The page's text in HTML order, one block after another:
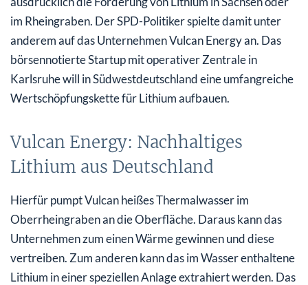
im Rheingraben. Der SPD-Politiker spielte damit unter
anderem auf das Unternehmen Vulcan Energy an. Das
börsennotierte Startup mit operativer Zentrale in
Karlsruhe will in Südwestdeutschland eine umfangreiche
Wertschöpfungskette für Lithium aufbauen.
Vulcan Energy: Nachhaltiges
Lithium aus Deutschland
Hierfür pumpt Vulcan heißes Thermalwasser im
Oberrheingraben an die Oberfläche. Daraus kann das
Unternehmen zum einen Wärme gewinnen und diese
vertreiben. Zum anderen kann das im Wasser enthaltene
Lithium in einer speziellen Anlage extrahiert werden. Das